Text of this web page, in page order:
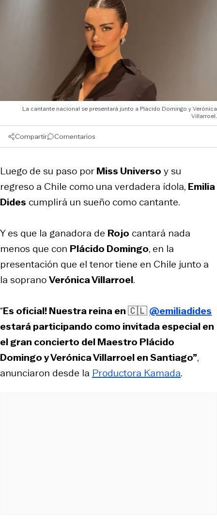
La cantante nacional se presentará junto a Plácido Domingo y Verónica
Villarroel.
Compartir Comentarios
Luego de su paso porMiss Universo y su
regreso a Chile como una verdadera ídola, Emilia
Dides cumplirá un sueño como cantante.
Y es que la ganadora de Rojo cantará nada
menos que con Plácido Domingo, en la
presentación que el tenor tiene en Chile junto a
la sopranoVerónica Villarroel.
“Es oficial! Nuestra reina en 🇨🇱@emiliadides
estará participando como invitada especial en
el gran concierto del Maestro Plácido
Domingo y Verónica Villarroel en Santiago”,
anunciaron desde la Productora Kamada.